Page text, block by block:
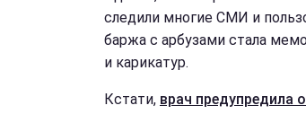
следили многие СМИ и
баржа с арбузами стала
и карикатур.
Кстати, врач предупредила